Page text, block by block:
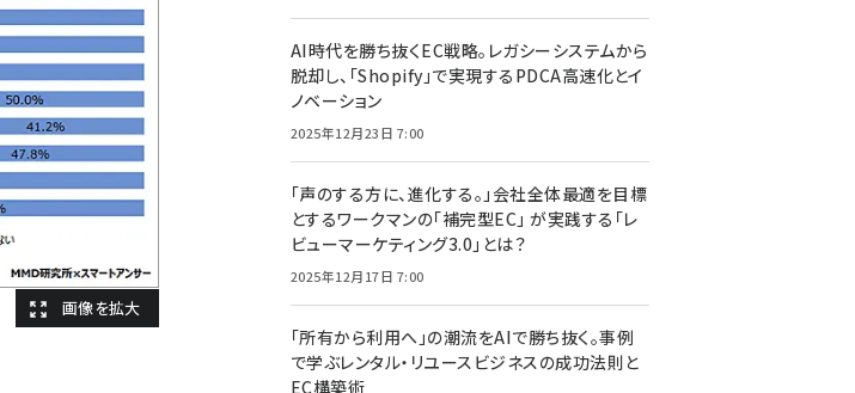
AI時代を勝ち抜くEC戦略。レガシーシステムから
脱却し、「Shopify」で実現するPDCA高速化とイ
ノベーション
2025年12月23日 7:00
「声のする方に、進化する。」会社全体最適を目標
とするワークマンの「補完型EC」 が実践する「レ
ビューマーケティング3.0」とは？
2025年12月17日 7:00
「所有から利用へ」の潮流をAIで勝ち抜く。事例
で学ぶレンタル・リユースビジネスの成功法則と
EC構築術